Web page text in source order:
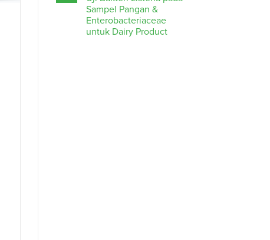
Sampel Pangan &
Enterobacteriaceae
untuk Dairy Product